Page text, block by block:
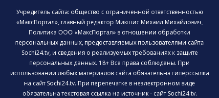
Учредитель сайта: общество с ограниченной ответственностью
«МаксПортал», главный редактор Микшис Михаил Михайлович,
Политика ООО «МаксПортал» в отношении обработки
персональных данных, предоставляемых пользователями сайта
Sochi24.tv, и сведения о реализуемых требованиях к защите
персональных данных. 18+ Все права соблюдены. При
использовании любых материалов сайта обязательна гиперссылка
на сайт Sochi24.tv. При перепечатке в неэлектронном виде
обязательна текстовая ссылка на источник - сайт Sochi24.tv.